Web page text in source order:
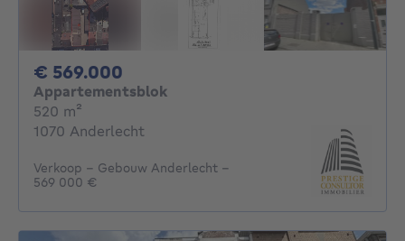
€ 569.000
Appartementsblok
520 m²
1070 Anderlecht
Verkoop - Gebouw Anderlecht -
569 000 €